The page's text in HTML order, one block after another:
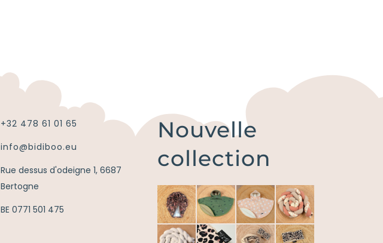
+32 478 61 01 65
info@bidiboo.eu
Rue dessus d'odeigne 1, 6687
Bertogne
BE 0771 501 475
Nouvelle
collection